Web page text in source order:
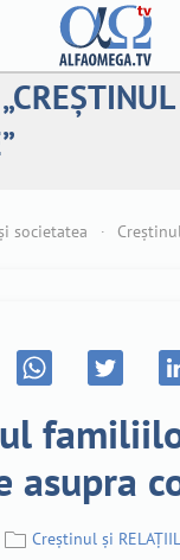
societatea
asupra
Creștinul și